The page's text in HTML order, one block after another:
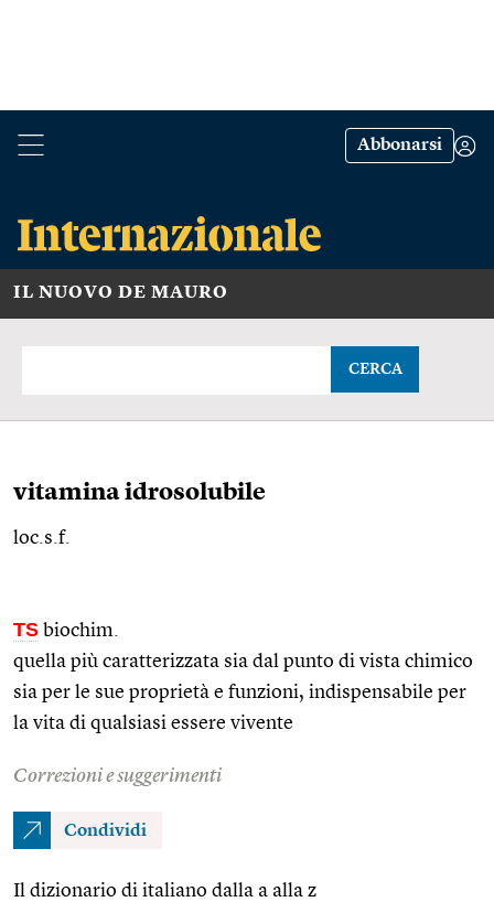
Abbonarsi
IL NUOVO DE MAURO
CERCA
vitamina idrosolubile
loc.s.f.
TS biochim.
quella più caratterizzata sia dal punto di vista chimico
sia per le sue proprietà e funzioni, indispensabile per
la vita di qualsiasi essere vivente
Correzioni e suggerimenti
Condividi
Il dizionario di italiano dalla a alla z